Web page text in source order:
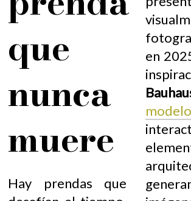
que
nunca
muere
Hay prendas que
en